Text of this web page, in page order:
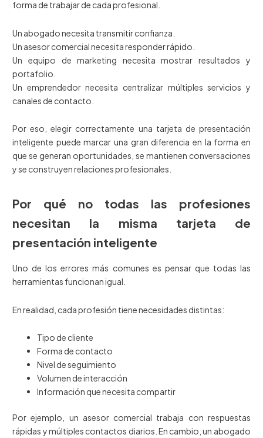
forma de trabajar de cada profesional.
Un abogado necesita transmitir confianza.
Un asesor comercial necesita responder rápido.
Un equipo de marketing necesita mostrar resultados y
portafolio.
Un emprendedor necesita centralizar múltiples servicios y
canales de contacto.
Por eso, elegir correctamente una tarjeta de presentación
inteligente puede marcar una gran diferencia en la forma en
que se generan oportunidades, se mantienen conversaciones
y se construyen relaciones profesionales.
Por qué no todas las profesiones
necesitan la misma tarjeta de
presentación inteligente
Uno de los errores más comunes es pensar que todas las
herramientas funcionan igual.
En realidad, cada profesión tiene necesidades distintas:
Tipo de cliente
Forma de contacto
Nivel de seguimiento
Volumen de interacción
Información que necesita compartir
Por ejemplo, un asesor comercial trabaja con respuestas
rápidas y múltiples contactos diarios. En cambio, un abogado